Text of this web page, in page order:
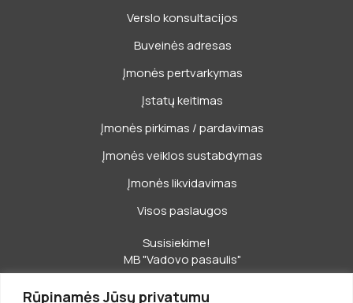
Rūpinamės Jūsų privatumu
Verslo konsultacijos
Buveinės adresas
Įmonės pertvarkymas
Įstatų keitimas
Įmonės pirkimas / pardavimas
Įmonės veiklos sustabdymas
Įmonės likvidavimas
Visos paslaugos
Susisiekime!
MB "Vadovo pasaulis"